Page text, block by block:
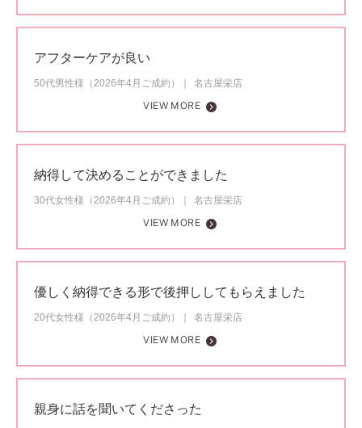
アフターケアが良い
50代男性様（2026年4月ご成約）
名古屋栄店
VIEW MORE
納得して決めることができました
30代女性様（2026年4月ご成約）
名古屋栄店
VIEW MORE
優しく納得できる形で後押ししてもらえました
20代女性様（2026年4月ご成約）
名古屋栄店
VIEW MORE
親身に話を聞いてくださった